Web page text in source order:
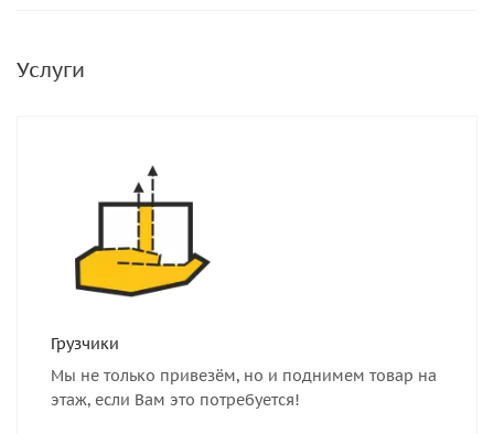
Услуги
Грузчики
Мы не только привезём, но и поднимем товар на
этаж, если Вам это потребуется!